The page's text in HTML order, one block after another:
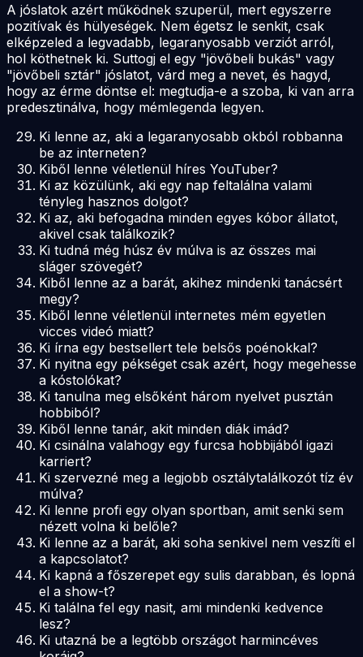
A jóslatok azért működnek szuperül, mert egyszerre
pozitívak és hülyeségek. Nem égetsz le senkit, csak
elképzeled a legvadabb, legaranyosabb verziót arról,
hol köthetnek ki. Suttogj el egy "jövőbeli bukás" vagy
"jövőbeli sztár" jóslatot, várd meg a nevet, és hagyd,
hogy az érme döntse el: megtudja-e a szoba, ki van arra
predesztinálva, hogy mémlegenda legyen.
Ki lenne az, aki a legaranyosabb okból robbanna
be az interneten?
Kiből lenne véletlenül híres YouTuber?
Ki az közülünk, aki egy nap feltalálna valami
tényleg hasznos dolgot?
Ki az, aki befogadna minden egyes kóbor állatot,
akivel csak találkozik?
Ki tudná még húsz év múlva is az összes mai
sláger szövegét?
Kiből lenne az a barát, akihez mindenki tanácsért
megy?
Kiből lenne véletlenül internetes mém egyetlen
vicces videó miatt?
Ki írna egy bestsellert tele belsős poénokkal?
Ki nyitna egy pékséget csak azért, hogy megehesse
a kóstolókat?
Ki tanulna meg elsőként három nyelvet pusztán
hobbiból?
Kiből lenne tanár, akit minden diák imád?
Ki csinálna valahogy egy furcsa hobbijából igazi
karriert?
Ki szervezné meg a legjobb osztálytalálkozót tíz év
múlva?
Ki lenne profi egy olyan sportban, amit senki sem
nézett volna ki belőle?
Ki lenne az a barát, aki soha senkivel nem veszíti el
a kapcsolatot?
Ki kapná a főszerepet egy sulis darabban, és lopná
el a show-t?
Ki találna fel egy nasit, ami mindenki kedvence
lesz?
Ki utazná be a legtöbb országot harmincéves